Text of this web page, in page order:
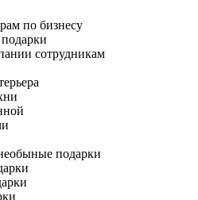
по бизнесу
сотрудникам
подарки